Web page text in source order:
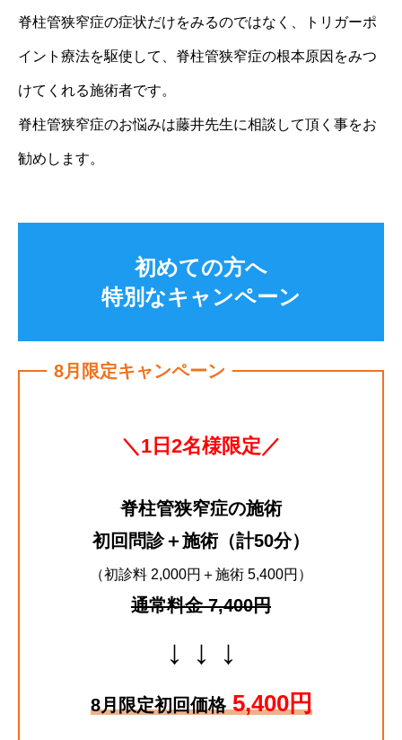
脊柱管狭窄症の症状だけをみるのではなく、トリガーポ
イント療法を駆使して、脊柱管狭窄症の根本原因をみつ
けてくれる施術者です。
脊柱管狭窄症のお悩みは藤井先生に相談して頂く事をお
勧めします。
初めての方へ
特別なキャンペーン
8月限定キャンペーン
＼1日2名様限定／
脊柱管狭窄症の施術
初回問診＋施術（計50分）
（初診料 2,000円＋施術 5,400円）
通常料金 7,400円
↓ ↓ ↓
8月限定初回価格5,400円